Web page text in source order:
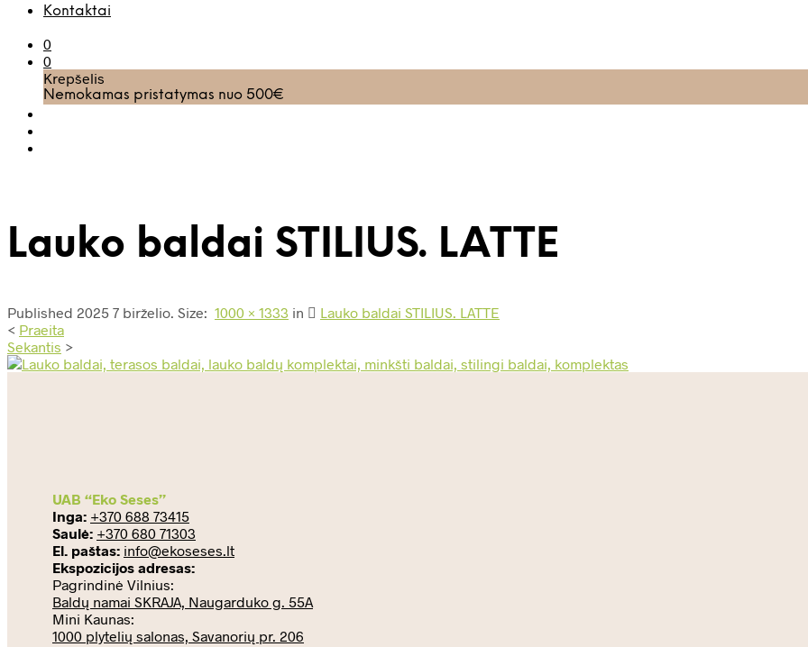
Kontaktai
0
0
Krepšelis
Nemokamas pristatymas nuo 500€
Lauko baldai STILIUS. LATTE
Published 2025 7 birželio. Size: 1000 × 1333 in
Lauko baldai STILIUS. LATTE
< Praeita
Sekantis >
UAB “Eko Seses”
Inga: +370 688 73415
Saulė: +370 680 71303
El. paštas: info@ekoseses.lt
Ekspozicijos adresas:
Pagrindinė Vilnius:
Baldų namai SKRAJA, Naugarduko g. 55A
Mini Kaunas:
1000 plytelių salonas, Savanorių pr. 206